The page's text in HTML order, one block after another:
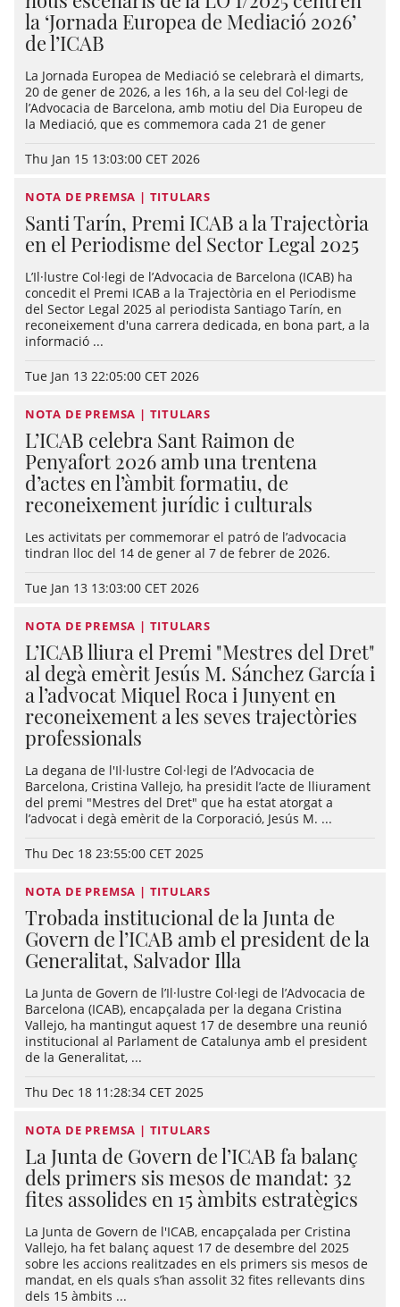
la ‘Jornada Europea de Mediació 2026’
de l’ICAB
La Jornada Europea de Mediació se celebrarà el dimarts,
20 de gener de 2026, a les 16h, a la seu del Col·legi de
l’Advocacia de Barcelona, amb motiu del Dia Europeu de
la Mediació, que es commemora cada 21 de gener
Thu Jan 15 13:03:00 CET 2026
NOTA DE PREMSA | TITULARS
Santi Tarín, Premi ICAB a la Trajectòria
en el Periodisme del Sector Legal 2025
L’Il·lustre Col·legi de l’Advocacia de Barcelona (ICAB) ha
concedit el Premi ICAB a la Trajectòria en el Periodisme
del Sector Legal 2025 al periodista Santiago Tarín, en
reconeixement d'una carrera dedicada, en bona part, a la
informació ...
Tue Jan 13 22:05:00 CET 2026
NOTA DE PREMSA | TITULARS
L’ICAB celebra Sant Raimon de
Penyafort 2026 amb una trentena
d’actes en l’àmbit formatiu, de
reconeixement jurídic i culturals
Les activitats per commemorar el patró de l’advocacia
tindran lloc del 14 de gener al 7 de febrer de 2026.
Tue Jan 13 13:03:00 CET 2026
NOTA DE PREMSA | TITULARS
L’ICAB lliura el Premi "Mestres del Dret"
al degà emèrit Jesús M. Sánchez García i
a l’advocat Miquel Roca i Junyent en
reconeixement a les seves trajectòries
professionals
La degana de l'Il·lustre Col·legi de l’Advocacia de
Barcelona, Cristina Vallejo, ha presidit l’acte de lliurament
del premi "Mestres del Dret" que ha estat atorgat a
l’advocat i degà emèrit de la Corporació, Jesús M. ...
Thu Dec 18 23:55:00 CET 2025
NOTA DE PREMSA | TITULARS
Trobada institucional de la Junta de
Govern de l’ICAB amb el president de la
Generalitat, Salvador Illa
La Junta de Govern de l’Il·lustre Col·legi de l’Advocacia de
Barcelona (ICAB), encapçalada per la degana Cristina
Vallejo, ha mantingut aquest 17 de desembre una reunió
institucional al Parlament de Catalunya amb el president
de la Generalitat, ...
Thu Dec 18 11:28:34 CET 2025
NOTA DE PREMSA | TITULARS
La Junta de Govern de l’ICAB fa balanç
dels primers sis mesos de mandat: 32
fites assolides en 15 àmbits estratègics
La Junta de Govern de l'ICAB, encapçalada per Cristina
Vallejo, ha fet balanç aquest 17 de desembre del 2025
sobre les accions realitzades en els primers sis mesos de
mandat, en els quals s’han assolit 32 fites rellevants dins
dels 15 àmbits ...